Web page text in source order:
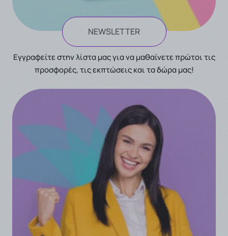
NEWSLETTER
Eγγραφείτε στην λίστα μας για να μαθαίνετε πρώτοι τις
προσφορές, τις εκπτώσεις και τα δώρα μας!